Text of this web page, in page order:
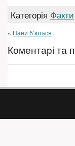
Категорія Факти
« Пани б’ються
Коментарі та